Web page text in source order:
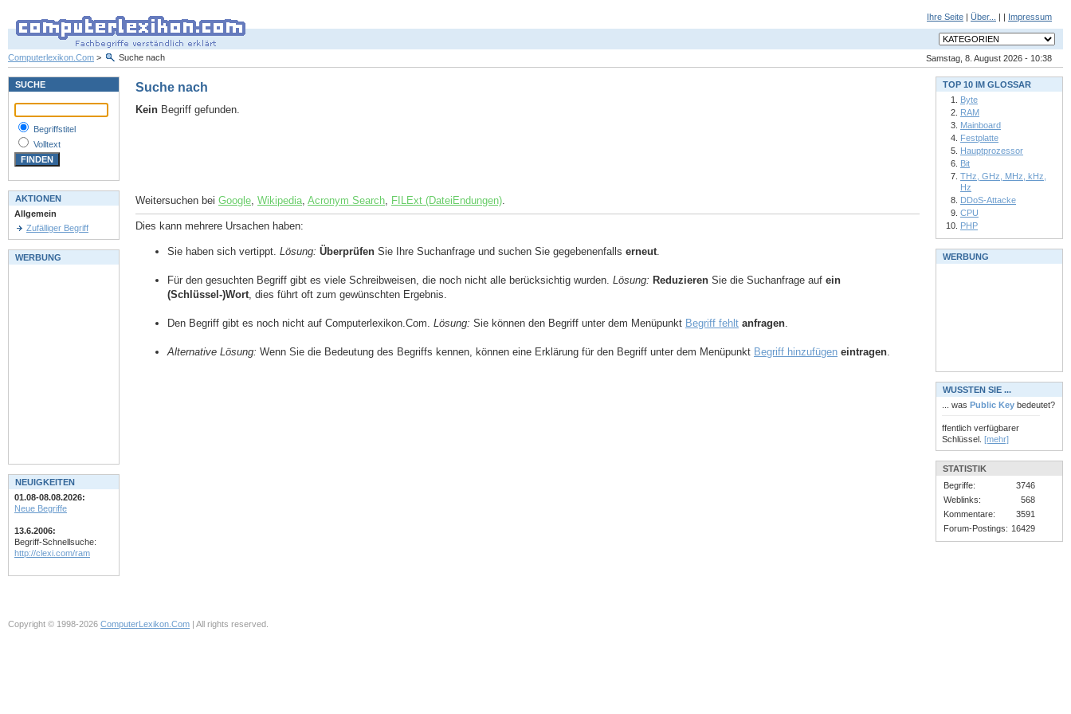
Ihre Seite | Über... | | Impressum
Samstag, 8. August 2026 - 10:38
Computerlexikon.Com > Suche nach
Suche nach
Kein Begriff gefunden.
Weitersuchen bei Google, Wikipedia, Acronym Search, FILExt (DateiEndungen).
Dies kann mehrere Ursachen haben:
Sie haben sich vertippt. Lösung: Überprüfen Sie Ihre Suchanfrage und suchen Sie gegebenenfalls erneut
Für den gesuchten Begriff gibt es viele Schreibweisen, die noch nicht alle berücksichtig wurden. Lösung: Reduzieren Sie die Suchanfrage auf ein
(Schlüssel-)Wort , dies führt oft zum gewünschten Ergebnis.
Den Begriff gibt es noch nicht auf Computerlexikon.Com. Lösung: Sie können den Begriff unter dem Menüpunkt Begriff fehlt anfragen
Alternative Lösung: Wenn Sie die Bedeutung des Begriffs kennen, können eine Erklärung für den Begriff unter dem Menüpunkt Begriff hinzufügen eintragen
SUCHE
Begriffstitel
Volltext
AKTIONEN
Allgemein
Zufälliger Begriff
WERBUNG
NEUIGKEITEN
01.08-08.08.2026:
Neue Begriffe
13.6.2006:
Begriff-Schnellsuche:
http://clexi.com/ram
TOP 10 IM GLOSSAR
Byte
RAM
Mainboard
Festplatte
Hauptprozessor
Bit
THz, GHz, MHz, kHz,
Hz
DDoS-Attacke
CPU
PHP
WERBUNG
WUSSTEN SIE ...
... was Public Key bedeutet?
ffentlich verfügbarer
Schlüssel. [mehr]
STATISTIK
Begriffe:
3746
Weblinks:
568
Kommentare:
3591
Forum-Postings: 16429
Copyright © 1998-2026 ComputerLexikon.Com | All rights reserved.